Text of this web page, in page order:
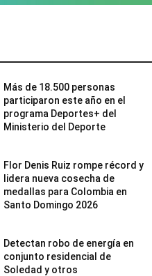
Más de 18.500 personas
participaron este año en el
programa Deportes+ del
Ministerio del Deporte
Flor Denis Ruiz rompe récord y
lidera nueva cosecha de
medallas para Colombia en
Santo Domingo 2026
Detectan robo de energía en
conjunto residencial de
Soledad y otros